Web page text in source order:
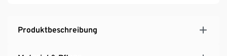
Produktbeschreibung